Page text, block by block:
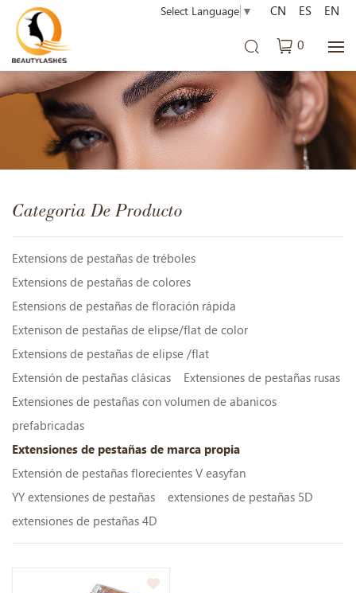
Select Language ▼
0
CN ES EN
Categoria De Producto
Extensions de pestañas de tréboles
Extensions de pestañas de colores
Estensions de pestañas de floración rápida
Extenison de pestañas de elipse/flat de color
Extensions de pestañas de elipse /flat
Extensión de pestañas clásicas
Extensiones de pestañas rusas
Extensiones de pestañas con volumen de abanicos
prefabricadas
Extensiones de pestañas de marca propia
Extensión de pestañas florecientes V easyfan
YY extensiones de pestañas
extensiones de pestañas 5D
extensiones de pestañas 4D